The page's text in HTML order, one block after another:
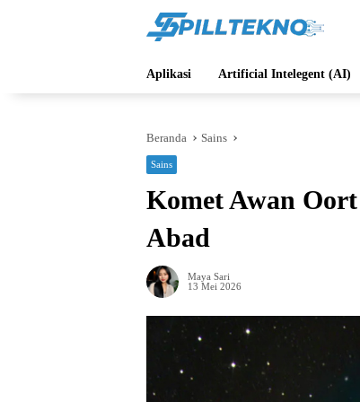
Aplikasi Artificial Intelegent (AI)
Beranda Sains
Sains
Komet Awan
Abad
Maya Sari
13 Mei 2026